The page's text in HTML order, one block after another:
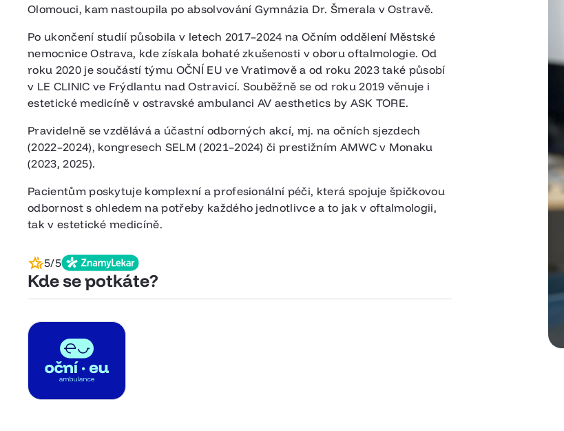
Olomouci, kam nastoupila po absolvování Gymnázia Dr. Šmerala v Ostravě.
Po ukončení studií působila v letech 2017–2024 na Očním oddělení Městské
nemocnice Ostrava, kde získala bohaté zkušenosti v oboru oftalmologie. Od
roku 2020 je součástí týmu OČNÍ EU ve Vratimově a od roku 2023 také působí
v LE CLINIC ve Frýdlantu nad Ostravicí. Souběžně se od roku 2019 věnuje i
estetické medicíně v ostravské ambulanci AV aesthetics by ASK TORE.
Pravidelně se vzdělává a účastní odborných akcí, mj. na očních sjezdech
(2022–2024), kongresech SELM (2021–2024) či prestižním AMWC v Monaku
(2023, 2025).
Pacientům poskytuje komplexní a profesionální péči, která spojuje špičkovou
odbornost s ohledem na potřeby každého jednotlivce a to jak v oftalmologii,
tak v estetické medicíně.
5/5
Kde se potkáte?